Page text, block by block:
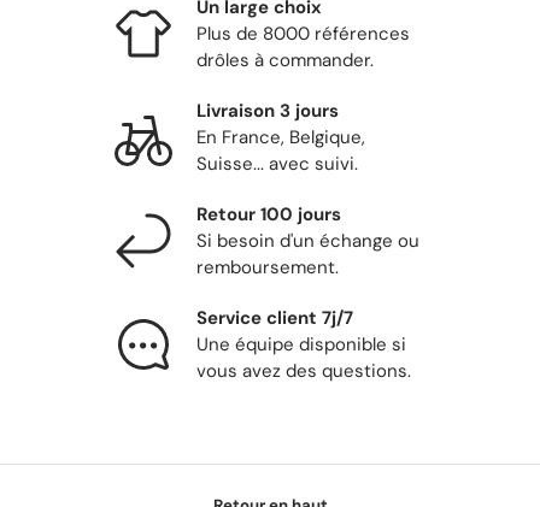
Un large choix
Plus de 8000 références
drôles à commander.
Livraison 3 jours
En France, Belgique,
Suisse... avec suivi.
Retour 100 jours
Si besoin d'un échange ou
remboursement.
Service client 7j/7
Une équipe disponible si
vous avez des questions.